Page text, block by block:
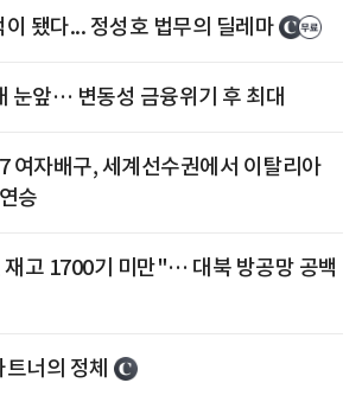
이 됐다... 정성호 법무의 딜레마
눈앞… 변동성 금융위기 후 최대
여자배구, 세계선수권에서 이탈리아
승
고 1700기 미만"… 대북 방공망 공백
너의 정체